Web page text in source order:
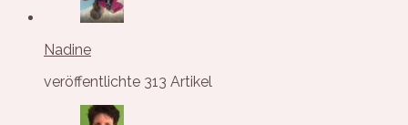
Nadine
veröffentlichte 313 Artikel